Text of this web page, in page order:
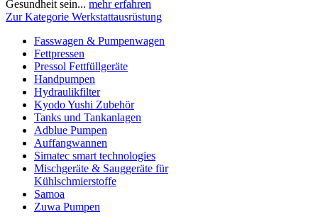
Gesundheit sein... mehr erfahren
Zur Kategorie Werkstattausrüstung
Fasswagen & Pumpenwagen
Fettpressen
Pressol Fettfüllgeräte
Handpumpen
Hydraulikfilter
Kyodo Yushi Zubehör
Tanks und Tankanlagen
Adblue Pumpen
Auffangwannen
Simatec smart technologies
Mischgeräte & Sauggeräte für
Kühlschmierstoffe
Samoa
Zuwa Pumpen